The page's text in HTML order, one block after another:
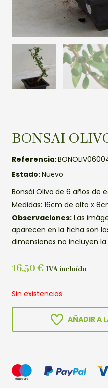
BONSAI
Referencia:
Estado:Nuevo
Bonsái Olivo de 6 años de
Medidas: 16cm de alto x
Observaciones: Las
aparecen en la ficha son
dimensiones no incluyen
16,50 € IVA incluído
Sin existencias
AÑADIR A